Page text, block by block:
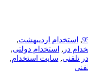
, استخدام اردیبهشت,
در , استخدام دولتی,
در تلفنی, سایت استخدام,